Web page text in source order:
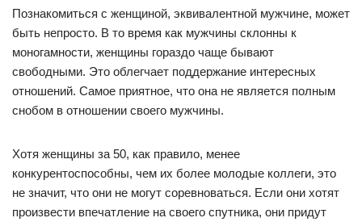
Познакомиться с женщиной, эквивалентной мужчине, может
быть непросто. В то время как мужчины склонны к
моногамности, женщины гораздо чаще бывают
свободными. Это облегчает поддержание интересных
отношений. Самое приятное, что она не является полным
снобом в отношении своего мужчины.
Хотя женщины за 50, как правило, менее
конкурентоспособны, чем их более молодые коллеги, это
не значит, что они не могут соревноваться. Если они хотят
произвести впечатление на своего спутника, они придут